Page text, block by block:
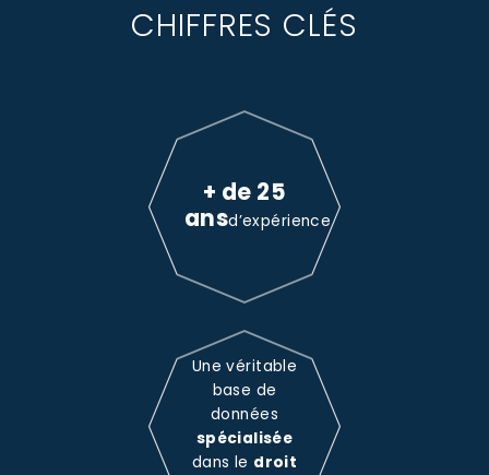
CHIFFRES CLÉS
+ de 25
ansd’expérience
Une véritable
base de
données
spécialisée
dans le droit